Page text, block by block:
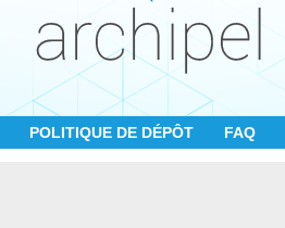
POLITIQUE DE DÉPÔT FAQ